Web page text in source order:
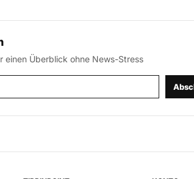
einen Überblick ohne News-Stress